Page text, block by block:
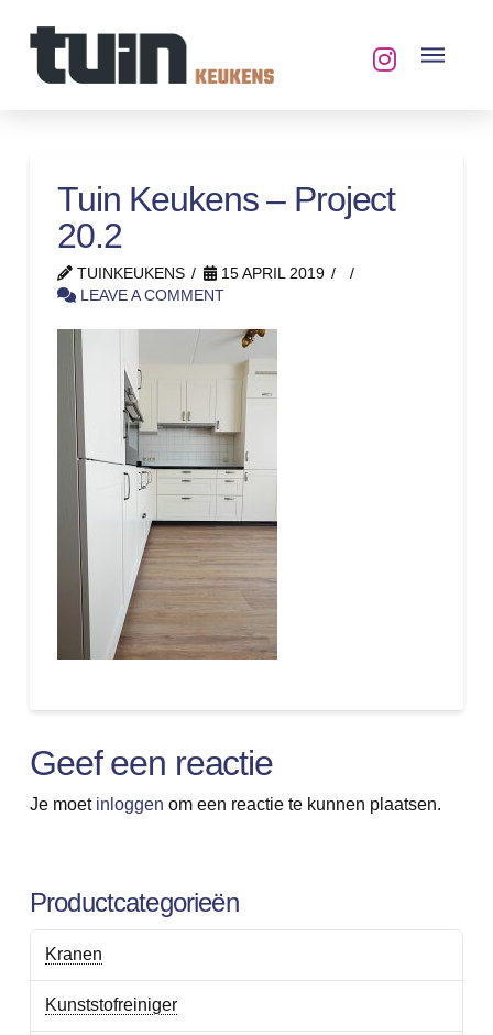
Tuin Keukens – Project
20.2
TUINKEUKENS
15 APRIL 2019
LEAVE A COMMENT
Geef een reactie
Je moet inloggen om een reactie te kunnen plaatsen.
Productcategorieën
Kranen
Kunststofreiniger